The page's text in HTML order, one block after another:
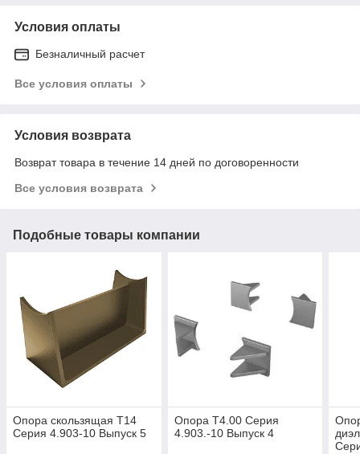
Условия оплаты
Безналичный расчет
Все условия оплаты
Условия возврата
Возврат товара в течение 14 дней по договоренности
Все условия возврата
Подобные товары компании
Опора скользящая Т14
Серия 4.903-10 Выпуск 5
Опора Т4.00 Серия
4.903.-10 Выпуск 4